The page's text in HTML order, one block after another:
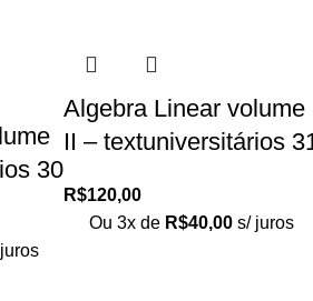
30
Algebra Linear volume
II – textuniversitários
R$120,00
Ou 3x de R$40,00 s/ juros